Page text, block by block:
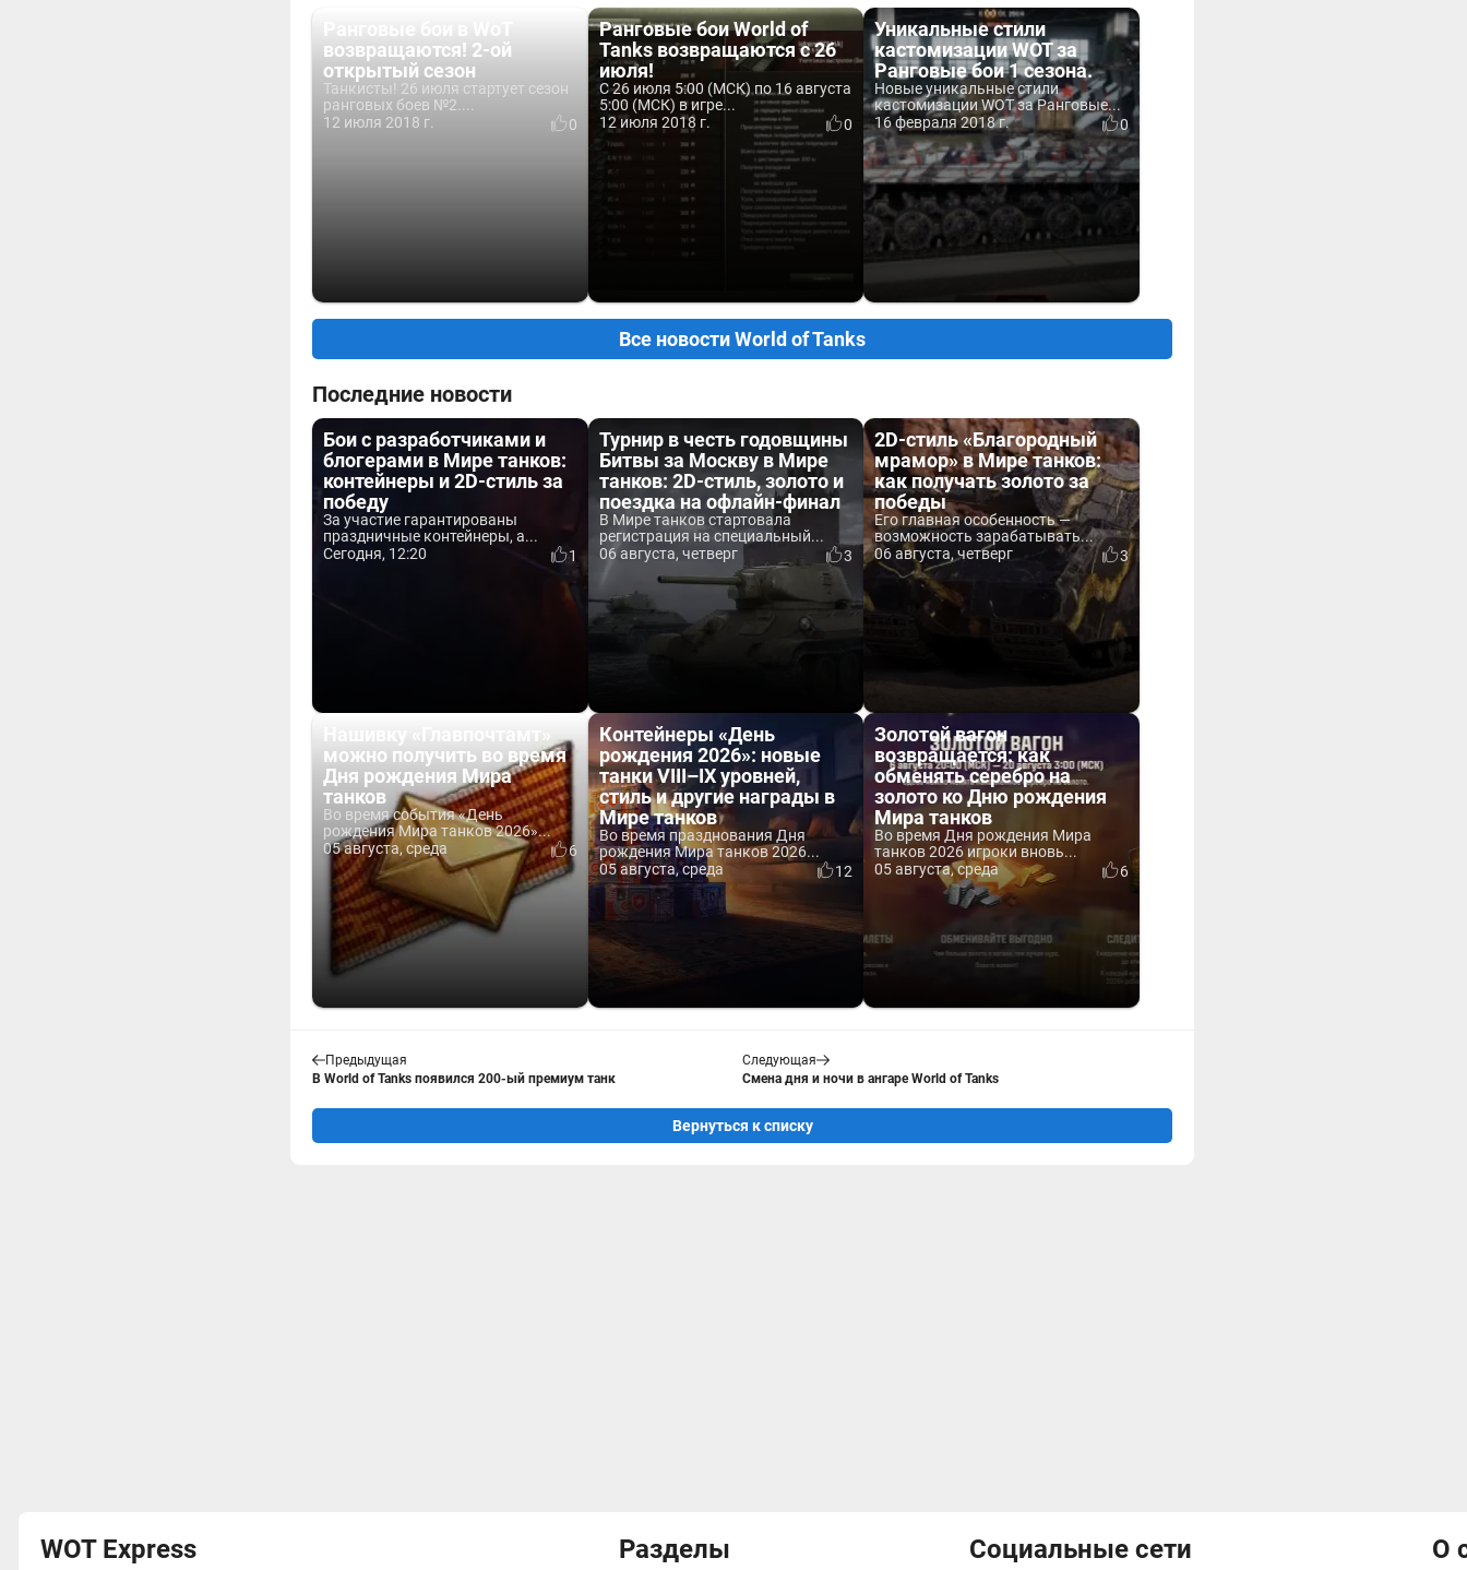
возвращаются! 2-ой
открытый сезон
Танкисты! 26 июля стартует сезон
ранговых боев №2....
12 июля 2018 г.
0
Ранговые бои World of
Tanks возвращаются с 26
июля!
С 26 июля 5:00 (МСК) по 16 августа
5:00 (МСК) в игре...
12 июля 2018 г.
0
Уникальные стили
кастомизации WOT за
Ранговые бои 1 сезона.
Новые уникальные стили
кастомизации WOT за Ранговые...
16 февраля 2018 г.
0
Все новости World of Tanks
Последние новости
Бои с разработчиками и
блогерами в Мире танков:
контейнеры и 2D-стиль за
победу
За участие гарантированы
праздничные контейнеры, а...
Сегодня, 12:20
1
Турнир в честь годовщины
Битвы за Москву в Мире
танков: 2D-стиль, золото и
поездка на офлайн-финал
В Мире танков стартовала
регистрация на специальный...
06 августа, четверг
3
2D-стиль «Благородный
мрамор» в Мире танков:
как получать золото за
победы
Его главная особенность —
возможность зарабатывать...
06 августа, четверг
3
Нашивку «Главпочтамт»
можно получить во время
Дня рождения Мира
танков
Во время события «День
рождения Мира танков 2026»...
05 августа, среда
6
Контейнеры «День
рождения 2026»: новые
танки VIII–IX уровней,
стиль и другие награды в
Мире танков
Во время празднования Дня
рождения Мира танков 2026...
05 августа, среда
12
Золотой вагон
возвращается: как
обменять серебро на
золото ко Дню рождения
Мира танков
Во время Дня рождения Мира
танков 2026 игроки вновь...
05 августа, среда
6
Предыдущая
В World of Tanks появился 200-ый премиум танк
Следующая
Смена дня и ночи в ангаре World of Tanks
Вернуться к списку
WOT Express Разделы Социальные сети О